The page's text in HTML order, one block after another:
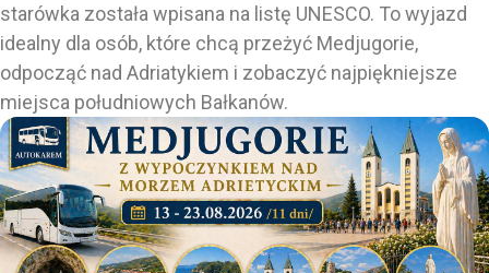
starówka została wpisana na listę UNESCO. To wyjazd
idealny dla osób, które chcą przeżyć Medjugorie,
odpocząć nad Adriatykiem i zobaczyć najpiękniejsze
miejsca południowych Bałkanów.